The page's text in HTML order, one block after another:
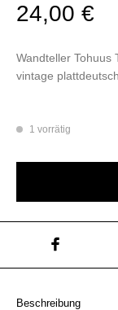
24,00€
Wandteller Tohuus
vintage plattdeutsch
1 vorrätig
Beschreibung